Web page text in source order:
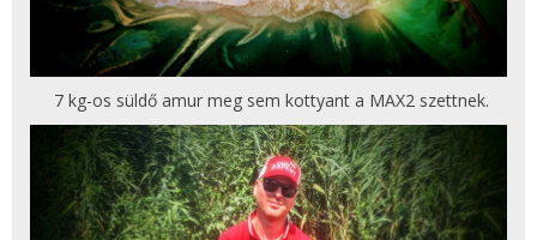
7 kg-os süldő amur meg sem kottyant a MAX2 szettnek.